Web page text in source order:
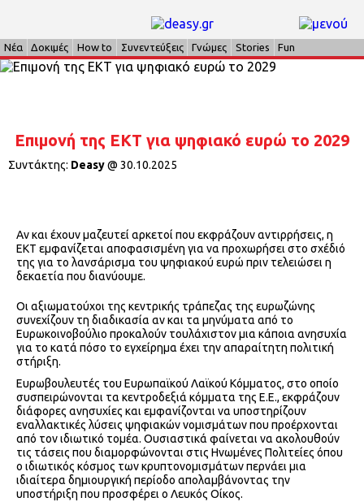
Νέα Δοκιμές How to Συνεντεύξεις Γνώμες Stories Fun
Επιμονή της ΕΚΤ για ψηφιακό ευρώ το 2029
Συντάκτης: Deasy@ 30.10.2025
Αν και έχουν μαζευτεί αρκετοί που εκφράζουν αντιρρήσεις, η
ΕΚΤ εμφανίζεται αποφασισμένη για να προχωρήσει στο σχέδιό
της για το λανσάρισμα του ψηφιακού ευρώ πριν τελειώσει η
δεκαετία που διανύουμε.
Οι αξιωματούχοι της κεντρικής τράπεζας της ευρωζώνης
συνεχίζουν τη διαδικασία αν και τα μηνύματα από το
Ευρωκοινοβούλιο προκαλούν τουλάχιστον μια κάποια ανησυχία
για το κατά πόσο το εγχείρημα έχει την απαραίτητη πολιτική
στήριξη.
Ευρωβουλευτές του Ευρωπαϊκού Λαϊκού Κόμματος, στο οποίο
συσπειρώνονται τα κεντροδεξιά κόμματα της Ε.Ε., εκφράζουν
διάφορες ανησυχίες και εμφανίζονται να υποστηρίζουν
εναλλακτικές λύσεις ψηφιακών νομισμάτων που προέρχονται
από τον ιδιωτικό τομέα. Ουσιαστικά φαίνεται να ακολουθούν
τις τάσεις που διαμορφώνονται στις Ηνωμένες Πολιτείες όπου
ο ιδιωτικός κόσμος των κρυπτονομισμάτων περνάει μια
ιδιαίτερα δημιουργική περίοδο απολαμβάνοντας την
υποστήριξη που προσφέρει ο Λευκός Οίκος.